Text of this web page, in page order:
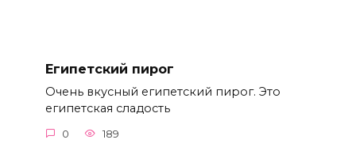
Египетский пирог
Очень вкусный египетский пирог. Это
египетская сладость
0 189